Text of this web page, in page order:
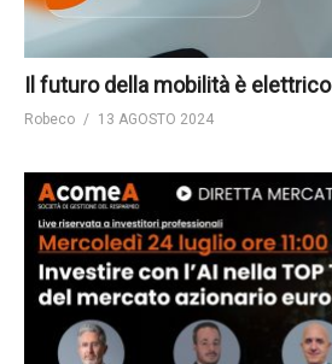
Il futuro della mobilità è elettrico
Robeco 13 AGOSTO 2024